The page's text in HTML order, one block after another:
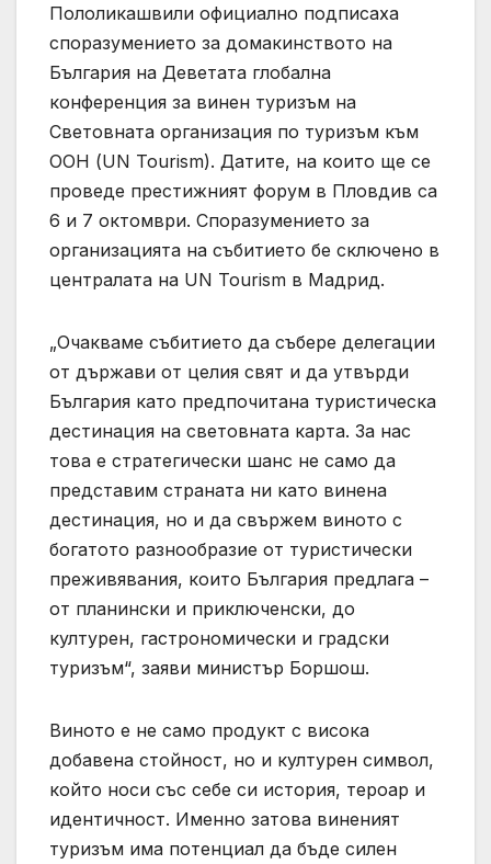
Пололикашвили официално подписаха
споразумението за домакинството на
България на Деветата глобална
конференция за винен туризъм на
Световната организация по туризъм към
ООН (UN Tourism). Датите, на които ще се
проведе престижният форум в Пловдив са
6 и 7 октомври. Споразумението за
организацията на събитието бе сключено в
централата на UN Tourism в Мадрид.
„Очакваме събитието да събере делегации
от държави от целия свят и да утвърди
България като предпочитана туристическа
дестинация на световната карта. За нас
това е стратегически шанс не само да
представим страната ни като винена
дестинация, но и да свържем виното с
богатото разнообразие от туристически
преживявания, които България предлага –
от планински и приключенски, до
културен, гастрономически и градски
туризъм“, заяви министър Боршош.
Виното е не само продукт с висока
добавена стойност, но и културен символ,
който носи със себе си история, тероар и
идентичност. Именно затова виненият
туризъм има потенциал да бъде силен